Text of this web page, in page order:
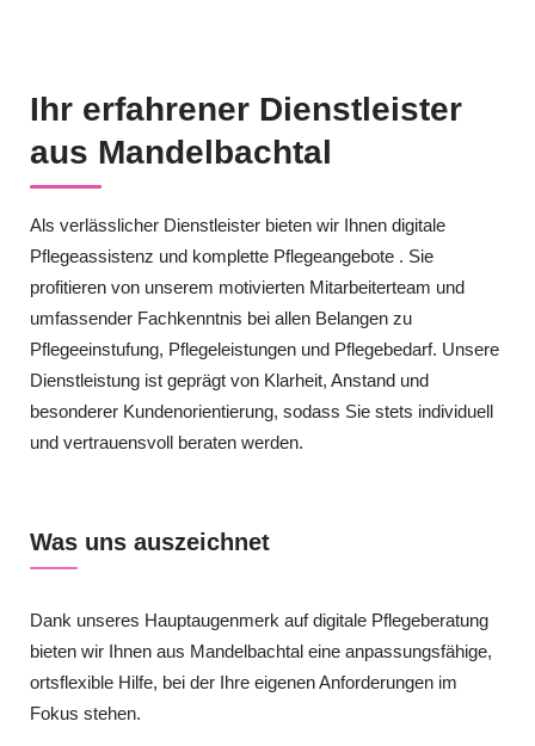
Ihr erfahrener Dienstleister
aus Mandelbachtal
Als verlässlicher Dienstleister bieten wir Ihnen digitale
Pflegeassistenz und komplette Pflegeangebote . Sie
profitieren von unserem motivierten Mitarbeiterteam und
umfassender Fachkenntnis bei allen Belangen zu
Pflegeeinstufung, Pflegeleistungen und Pflegebedarf. Unsere
Dienstleistung ist geprägt von Klarheit, Anstand und
besonderer Kundenorientierung, sodass Sie stets individuell
und vertrauensvoll beraten werden.
Was uns auszeichnet
Dank unseres Hauptaugenmerk auf digitale Pflegeberatung
bieten wir Ihnen aus Mandelbachtal eine anpassungsfähige,
ortsflexible Hilfe, bei der Ihre eigenen Anforderungen im
Fokus stehen.